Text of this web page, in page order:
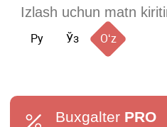
Ру Ўз Oʻz
Buxgalter PRO